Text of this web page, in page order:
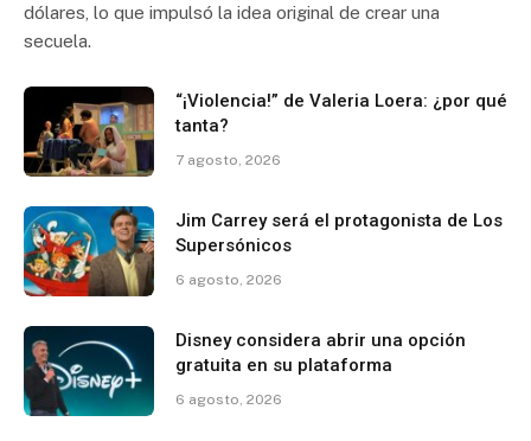
dólares, lo que impulsó la idea original de crear una
secuela.
“¡Violencia!” de Valeria Loera: ¿por qué
tanta?
7 agosto, 2026
Jim Carrey será el protagonista de Los
Supersónicos
6 agosto, 2026
Disney considera abrir una opción
gratuita en su plataforma
6 agosto, 2026